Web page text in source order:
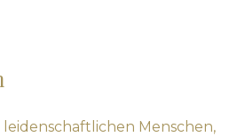
leidenschaftlichen Menschen,